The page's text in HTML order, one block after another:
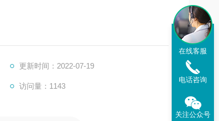
更新时间：2022-07-19
访问量：1143
在线客服
电话咨询
关注公众号